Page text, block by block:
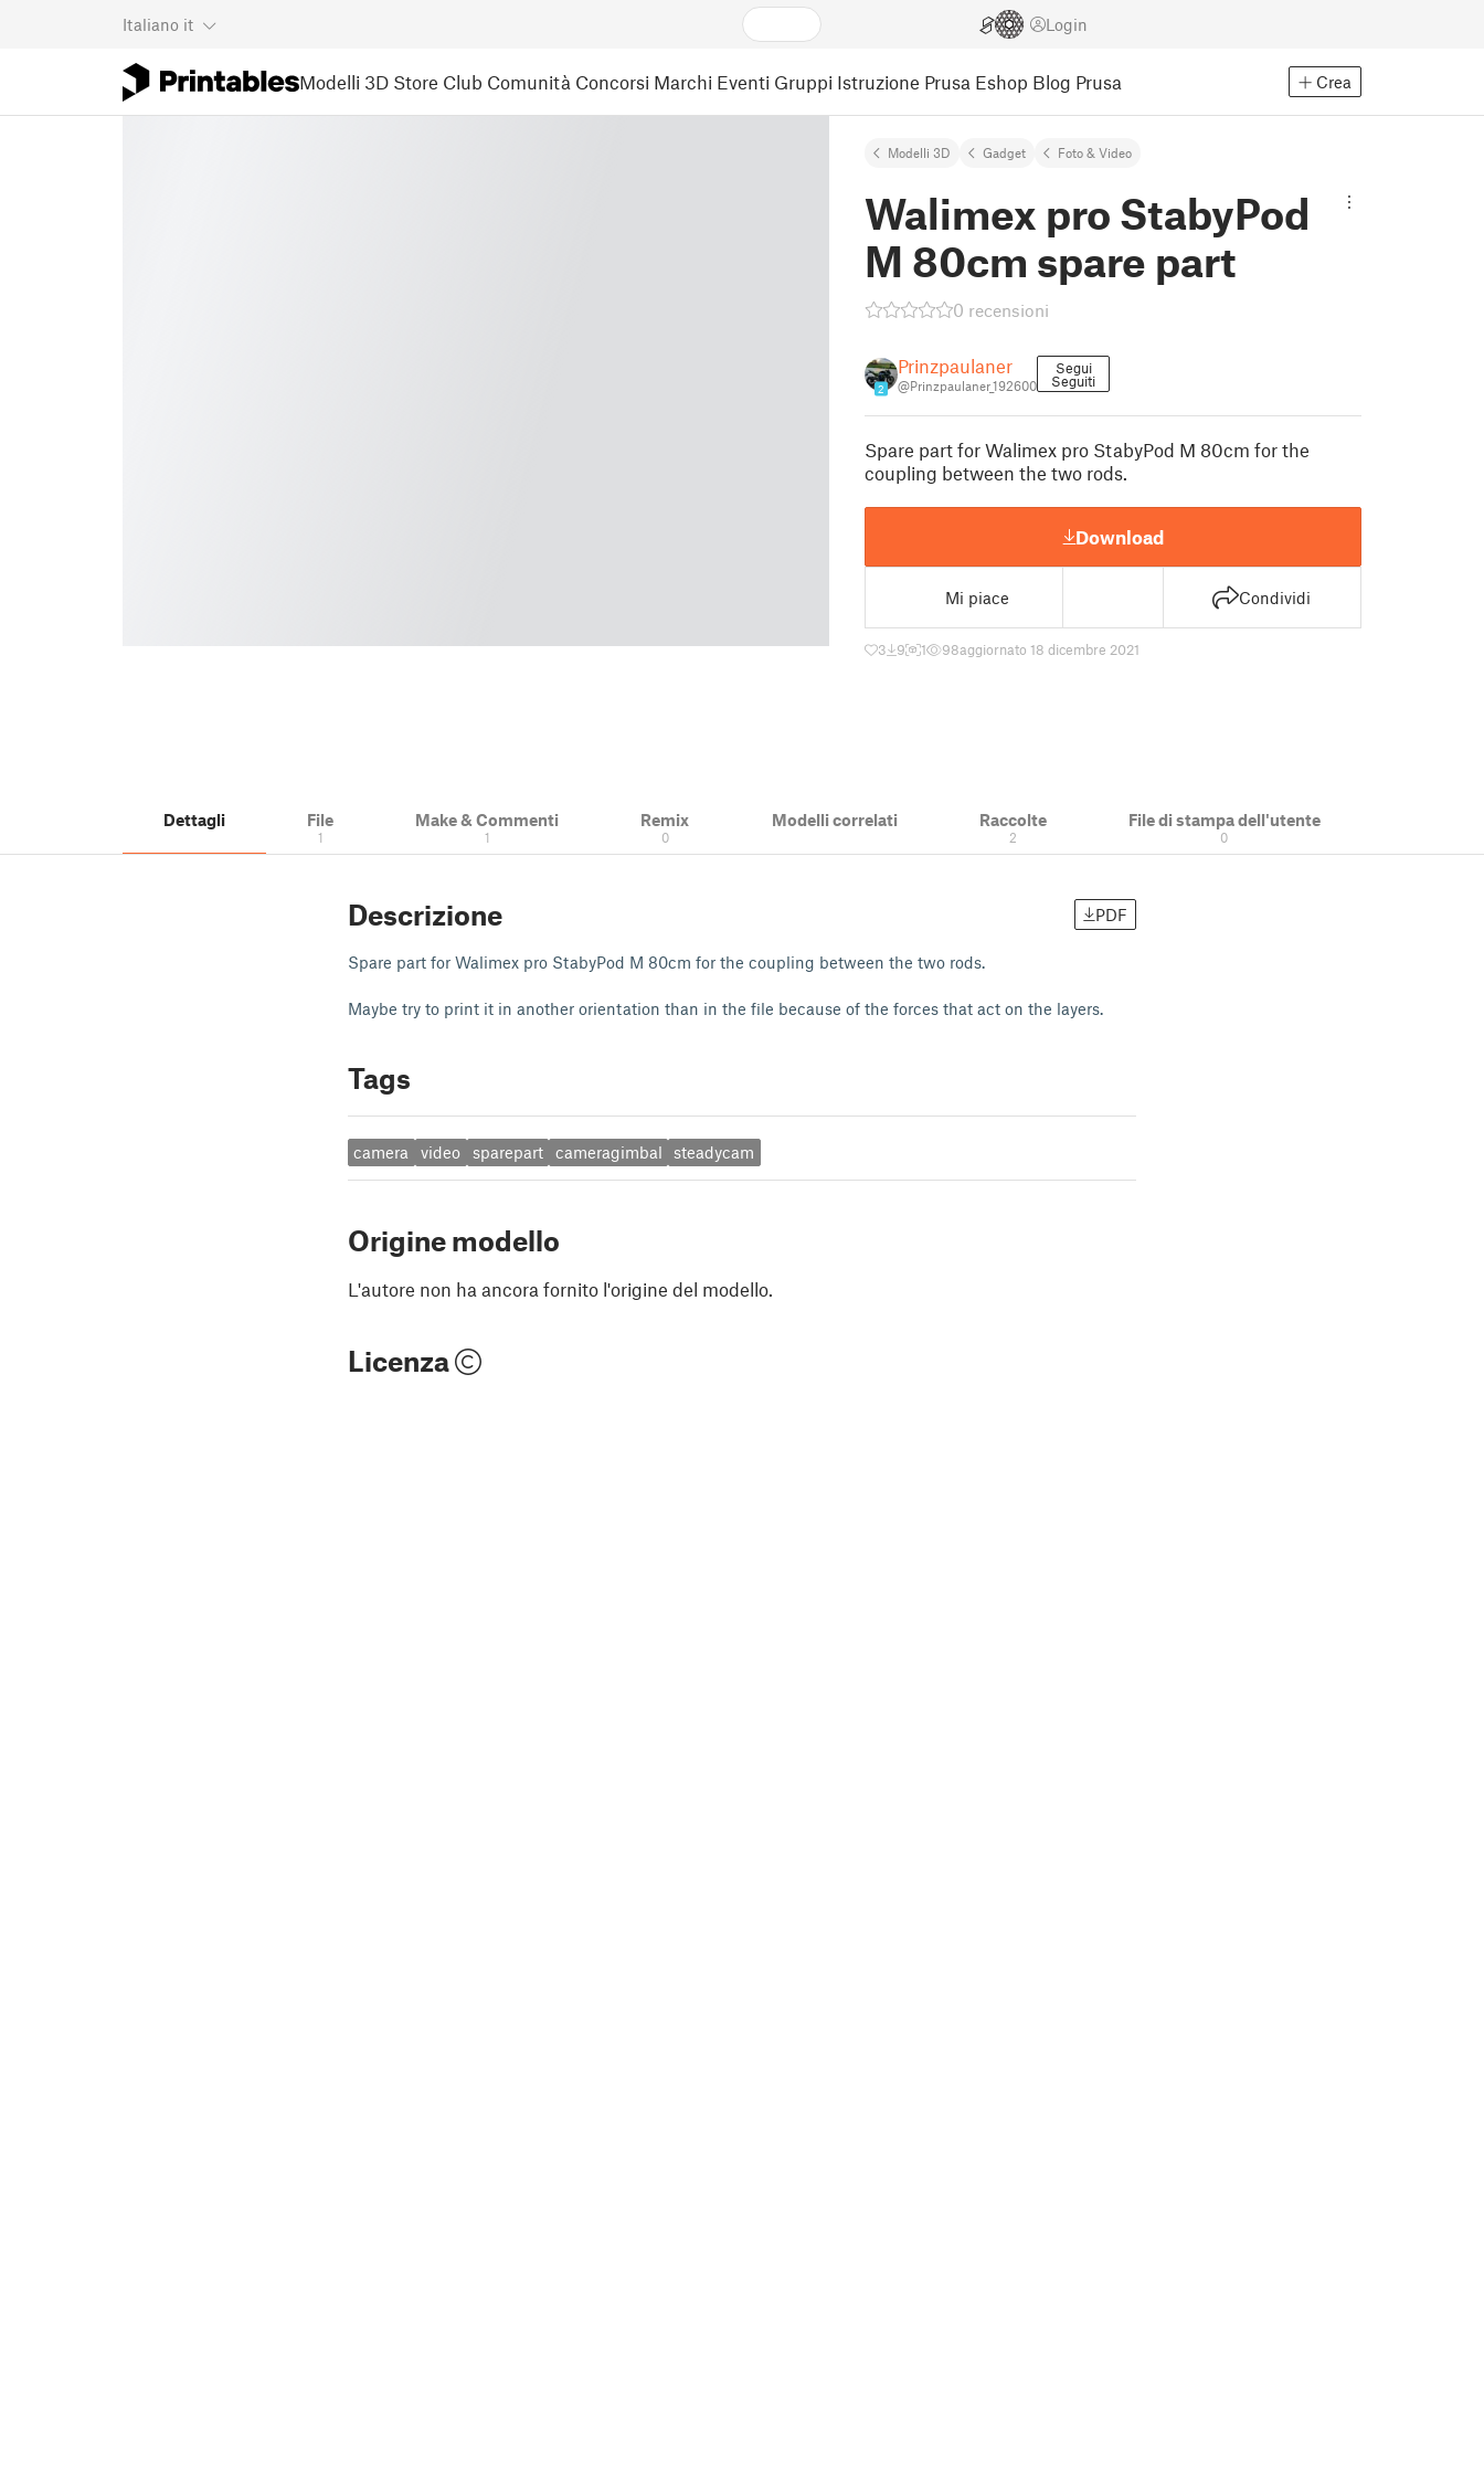
Italiano it Login
Modelli 3D Store Club Comunità Concorsi Marchi Eventi Gruppi Istruzione Prusa Eshop Blog Prusa Crea
Modelli 3D Gadget Foto & Video
Walimex pro StabyPod
M 80cm spare part
0 recensioni
2
Prinzpaulaner
@Prinzpaulaner_192600
Segui
Seguiti
Spare part for Walimex pro StabyPod M 80cm for the
coupling between the two rods.
Download
Mi piace Condividi
3 9 1 98aggiornato 18 dicembre 2021
Dettagli File
1
Make & Commenti
1
Remix
0
Modelli correlati Raccolte
2
File di stampa dell'utente
0
Descrizione PDF
Spare part for Walimex pro StabyPod M 80cm for the coupling between the two rods.
Maybe try to print it in another orientation than in the file because of the forces that act on the layers.
Tags
camera video sparepart cameragimbal steadycam
Origine modello
L'autore non ha ancora fornito l'origine del modello.
Licenza